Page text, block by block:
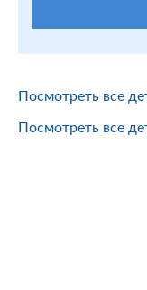
Посмотреть все
Посмотреть все